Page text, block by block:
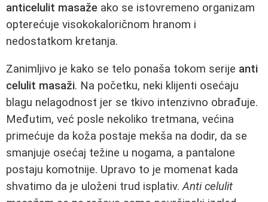
anticelulit masaže ako se istovremeno organizam
opterećuje visokokaloričnom hranom i
nedostatkom kretanja.
Zanimljivo je kako se telo ponaša tokom serije anti
celulit masaži. Na početku, neki klijenti osećaju
blagu nelagodnost jer se tkivo intenzivno obrađuje.
Međutim, već posle nekoliko tretmana, većina
primećuje da koža postaje mekša na dodir, da se
smanjuje osećaj težine u nogama, a pantalone
postaju komotnije. Upravo to je momenat kada
shvatimo da je uloženi trud isplativ.Anti celulit